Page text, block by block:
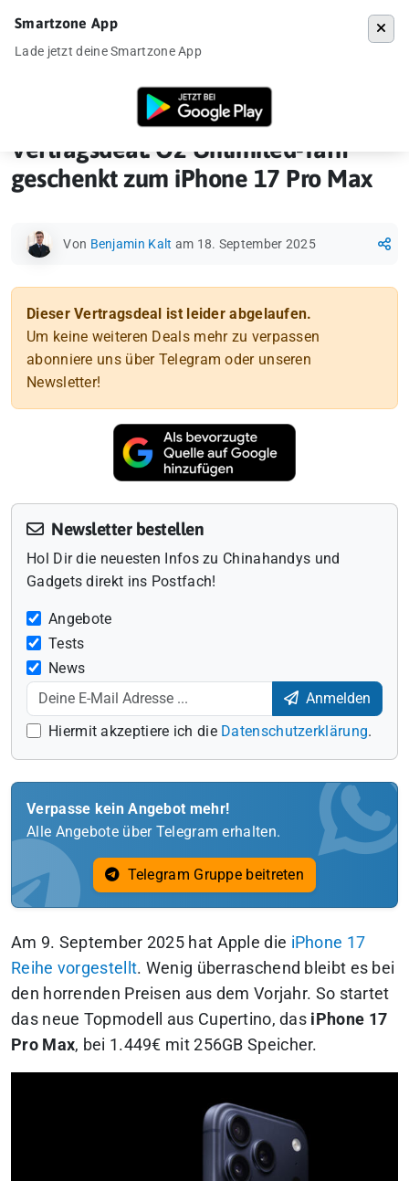
Vertragsdeal Vertragsdeal: O2 Unlimited-Tarif
Vertragsdeal: O2 Unlimited-Tarif
geschenkt zum iPhone 17 Pro Max
Von Benjamin Kalt am 18. September 2025
Dieser Vertragsdeal ist leider abgelaufen.
Um keine weiteren Deals mehr zu verpassen
abonniere uns über Telegram oder unseren
Newsletter!
Newsletter bestellen
Hol Dir die neuesten Infos zu Chinahandys und
Gadgets direkt ins Postfach!
Angebote
Tests
News
Anmelden
Hiermit akzeptiere ich die Datenschutzerklärung.
Verpasse kein Angebot mehr!
Alle Angebote über Telegram erhalten.
Telegram Gruppe beitreten
Am 9. September 2025 hat Apple die iPhone 17
Reihe vorgestellt. Wenig überraschend bleibt es bei
den horrenden Preisen aus dem Vorjahr. So startet
das neue Topmodell aus Cupertino, das iPhone 17
Pro Max, bei 1.449€ mit 256GB Speicher.
Smartzone App
Lade jetzt deine Smartzone App